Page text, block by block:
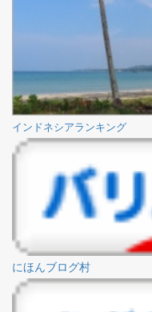
インドネシアランキング
にほんブログ村